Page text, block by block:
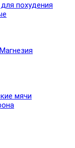
похудения
мячи